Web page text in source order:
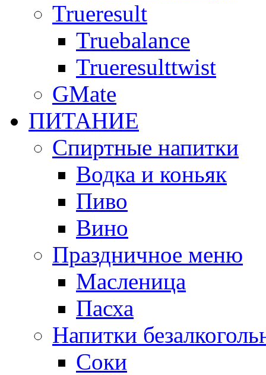
Trueresult
Truebalance
Trueresulttwist
GMate
ПИТАНИЕ
Спиртные напитки
Водка и коньяк
Пиво
Вино
Праздничное меню
Масленица
Пасха
Напитки
Соки